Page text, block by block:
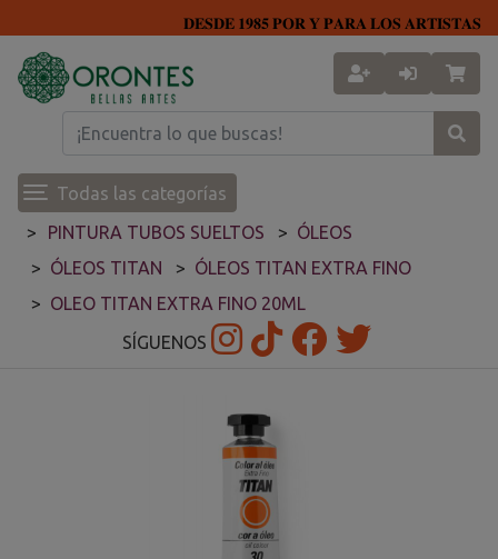
𝐃𝐄𝐒𝐃𝐄 𝟏𝟗𝟖𝟓 𝐏𝐎𝐑 𝐘 𝐏𝐀𝐑𝐀 𝐋𝐎𝐒 𝐀𝐑𝐓𝐈𝐒𝐓𝐀𝐒
Todas las categorías
PINTURA TUBOS SUELTOS
ÓLEOS
ÓLEOS TITAN
ÓLEOS TITAN EXTRA FINO
OLEO TITAN EXTRA FINO 20ML
SÍGUENOS